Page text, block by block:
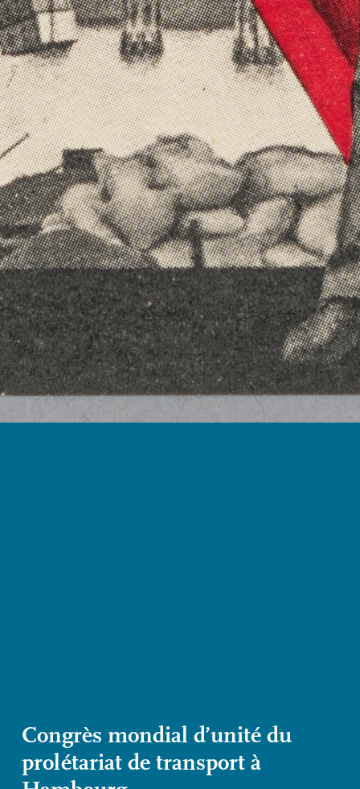
Congrès mondial d’unité du
prolétariat de transport à